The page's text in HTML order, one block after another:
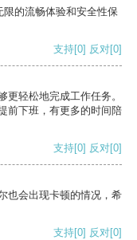
的流畅体验和安全性保
支持[0] 反对[0]
轻松地完成工作任务。
前下班，有更多的时间陪
支持[0] 反对[0]
也会出现卡顿的情况，希
支持[0] 反对[0]